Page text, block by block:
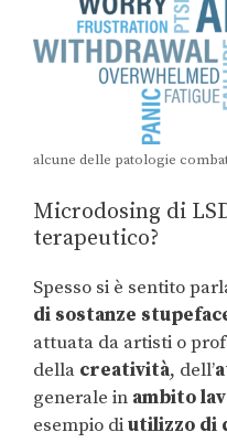
alcune delle patologie
Microdosing di
terapeutico?
Spesso si è sentito
di sostanze
attuata da artisti o
della creatività, dell’
generale in ambito
esempio diutilizzo di